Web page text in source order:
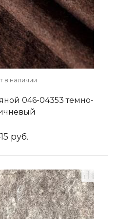
в наличии
046-04353 темно-
руб.